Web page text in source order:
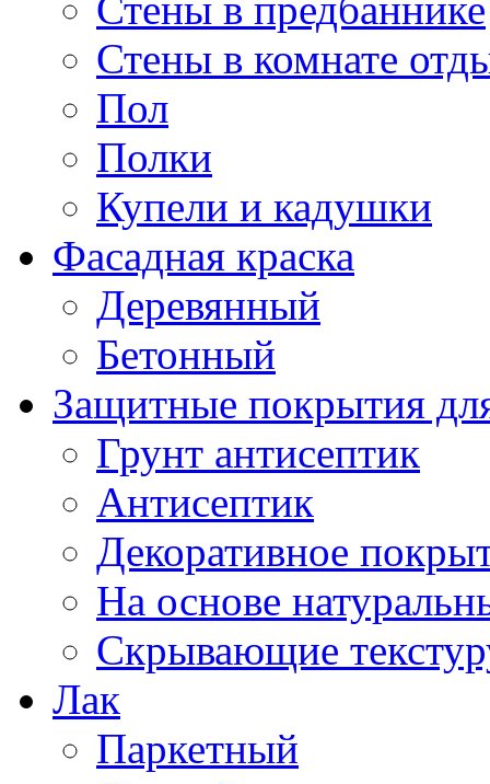
Стены в предбаннике
Стены в комнате
Пол
Полки
Купели и кадушки
Фасадная краска
Деревянный
Бетонный
Защитные покрытия
Грунт антисептик
Антисептик
Декоративное
На основе
Скрывающие
Лак
Паркетный